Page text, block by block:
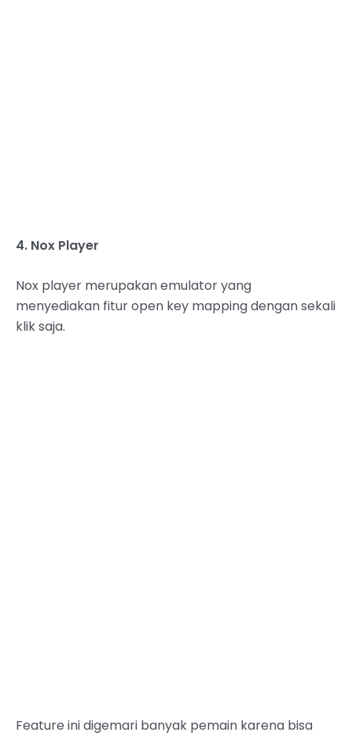
4. Nox Player
Nox player merupakan emulator yang
menyediakan fitur open key mapping dengan sekali
klik saja.
Feature ini digemari banyak pemain karena bisa